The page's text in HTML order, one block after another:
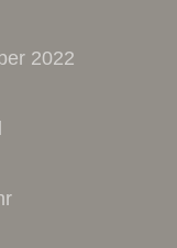
2022